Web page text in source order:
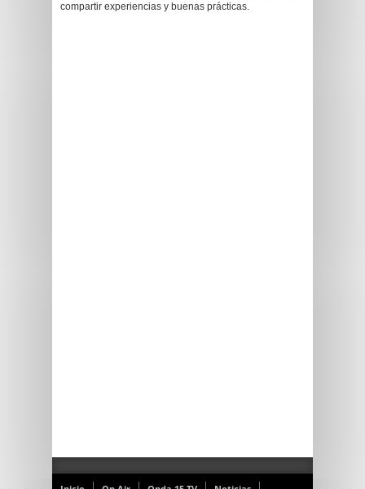
compartir experiencias y buenas prácticas.